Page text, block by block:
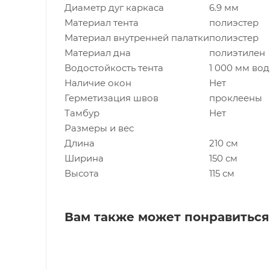
Диаметр дуг каркаса
6.9 мм
Материал тента
полиэстер
Материал внутренней палаткиполиэстер
Материал дна
полиэтилен
Водостойкость тента
1 000 мм вод.
Наличие окон
Нет
Герметизация швов
проклеены
Тамбур
Нет
Размеры и вес
Длина
210 см
Ширина
150 см
Высота
115 см
Вам также может понравиться